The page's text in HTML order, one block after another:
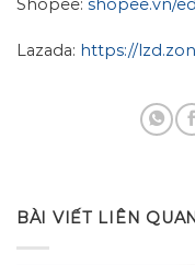
Shopee: shopee.vn/
Lazada: https://
BÀI VIẾT LIÊN